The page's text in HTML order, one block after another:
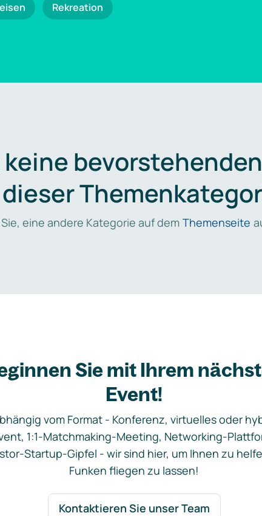
Rekreation
keine
eine andere Kategorie auf dem Themenseite
Sie mit Ihrem
Event!
vom Format - Konferenz, virtuelles oder
1:1-Matchmaking-Meeting, Networking-
Startup-Gipfel - wir sind hier, um Ihnen zu
Funken fliegen zu lassen!
Kontaktieren Sie unser Team